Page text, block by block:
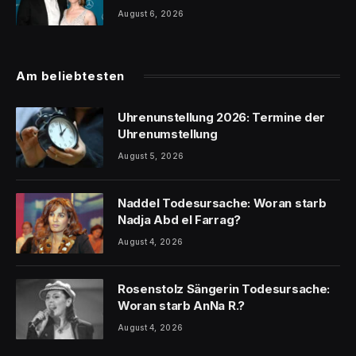
August 6, 2026
Am beliebtesten
Uhrenunstellung 2026: Termine der
Uhrenumstellung
August 5, 2026
Naddel Todesursache: Woran starb
Nadja Abd el Farrag?
August 4, 2026
Rosenstolz Sängerin Todesursache:
Woran starb AnNa R.?
August 4, 2026